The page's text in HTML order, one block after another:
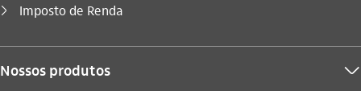
seta_direita
Você está aqui:
Imposto de Renda
Nossos produtos seta_baixo